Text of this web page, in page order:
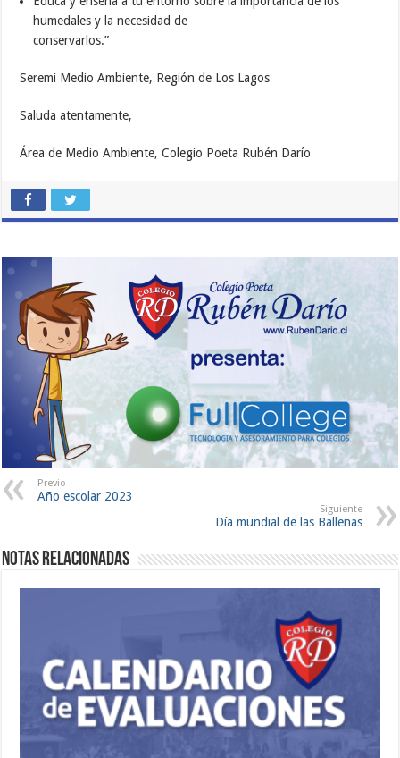
humedales y la necesidad de
conservarlos.”
Seremi Medio Ambiente, Región de Los Lagos
Saluda atentamente,
Área de Medio Ambiente, Colegio Poeta Rubén Darío
Previo
Año escolar 2023
Siguiente
Día mundial de las Ballenas
Notas Relacionadas